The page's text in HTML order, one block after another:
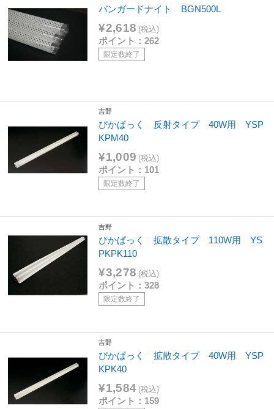
バンガードナイト BGN500L
¥2,618 (税込)
ポイント：262
限定数終了
吉野
ぴかぱっく 反射タイプ 40W用 YSP
KPM40
¥1,009 (税込)
ポイント：101
限定数終了
吉野
ぴかぱっく 拡散タイプ 110W用 YS
PKPK110
¥3,278 (税込)
ポイント：328
限定数終了
吉野
ぴかぱっく 拡散タイプ 40W用 YSP
KPK40
¥1,584 (税込)
ポイント：159